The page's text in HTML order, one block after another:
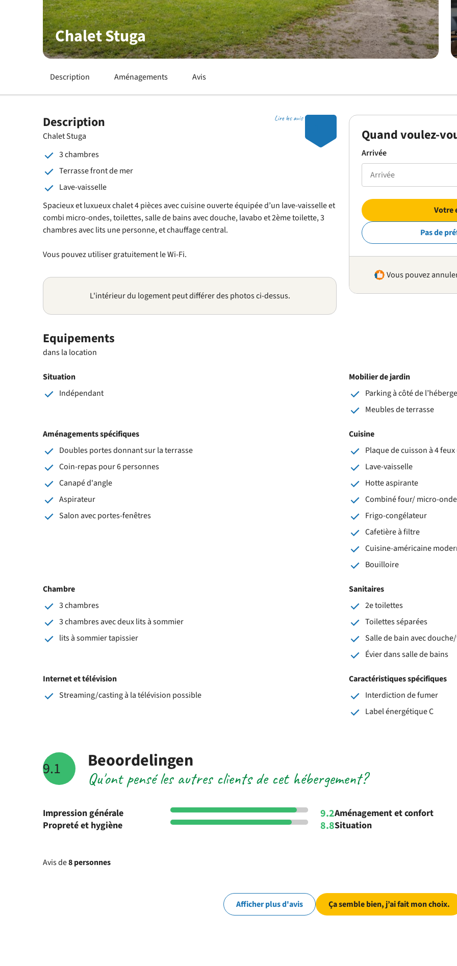
Chalet Stuga
Description Aménagements Avis
Lire les avis
Description
Chalet Stuga
3 chambres
Terrasse front de mer
Lave-vaisselle
Spacieux et luxueux chalet 4 pièces avec cuisine ouverte équipée d’un lave-vaisselle et
combi micro-ondes, toilettes, salle de bains avec douche, lavabo et 2ème toilette, 3
chambres avec lits une personne, et chauffage central.
Vous pouvez utiliser gratuitement le Wi-Fi.
L'intérieur du logement peut différer des photos ci-dessus.
Quand voulez-
Arrivée
Votre
Pas de
Vous pouvez
Equipements
dans la location
Situation
Indépendant
Mobilier de jardin
Parking à côté de
Meubles de terrasse
Aménagements spécifiques
Doubles portes donnant sur la terrasse
Coin-repas pour 6 personnes
Canapé d'angle
Aspirateur
Salon avec portes-fenêtres
Cuisine
Plaque de cuisson à 4 feux
Lave-vaisselle
Hotte aspirante
Combiné four/ micro-
Frigo-congélateur
Cafetière à filtre
Cuisine-américaine
Bouilloire
Chambre
3 chambres
3 chambres avec deux lits à sommier
lits à sommier tapissier
Sanitaires
2e toilettes
Toilettes séparées
Salle de bain avec
Évier dans salle de bains
Internet et télévision
Streaming/casting à la télévision possible
Caractéristiques spécifiques
Interdiction de fumer
Label énergétique C
9.1 Qu'ont pensé les autres clients de cet hébergement?
Beoordelingen
Impression générale 9.2Aménagement et confort
Propreté et hygiène 8.8Situation
Avis de8 personnes
Afficher plus d'avis Ça semble bien, j’ai fait mon choix.